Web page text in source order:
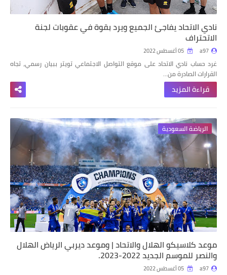
نادي الاتحاد يفاجئ الجميع ويرد بقوة في عقوبات لجنة
الاتحتراف
a97
غرد حساب نادي الاتحاد على موقع التواصل الاجتماعي تويتر ببيان رسمي، تجاه
القرارات الصادرة من…
قراءة المزيد
الرياضة السعودية
موعد كلاسيكو الهلال والاتحاد | وموعد ديربي الرياض الهلال
والنصر للموسم الجديد 2022-2023.
a97